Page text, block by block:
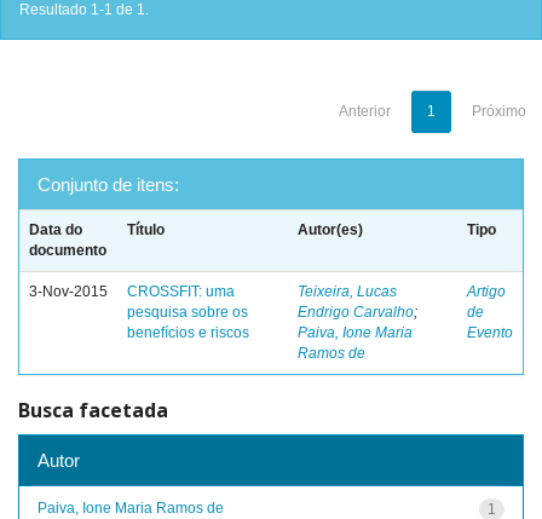
Resultado 1-1 de 1.
Anterior 1 Próximo
Conjunto de itens:
Data do
documento
Título Autor(es) Tipo
3-Nov-2015
CROSSFIT: uma
pesquisa sobre os
benefícios e riscos
Teixeira, Lucas
Endrigo Carvalho;
Paiva, Ione Maria
Ramos de
Artigo
de
Evento
Busca facetada
Autor
1
Paiva, Ione Maria Ramos de